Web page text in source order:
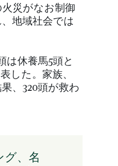
災がなお制御
地域社会では
は休養馬5頭と
した。家族、
、320頭が救わ
、名